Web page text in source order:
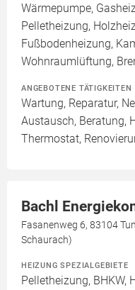
Wärmepumpe,
Pelletheizung,
Fußbodenheizung,
Wohnraumlüftung,
ANGEBOTENE TÄTIGKEITEN
Wartung, Reparatur,
Austausch, Beratung,
Thermostat,
Bachl
Fasanenweg 6, 83104
Schaurach)
HEIZUNG SPEZIALGEBIETE
Pelletheizung, BHKW,